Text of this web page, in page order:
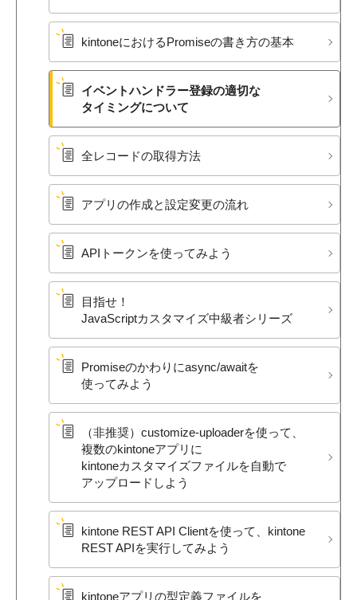
kintoneに​おける​Promiseの​書き方の​基本
イベントハンドラー登録の​適切な​
タイミングに​ついて
全レ​コードの​取得方​法
アプリの​作成と​設定変更の​流れ
APIトークンを​使ってみよう
目指せ！​
JavaScriptカスタマイズ中級者シリーズ
Promiseの​かわりに​async/awaitを​
使ってみよう
（非推奨）​customize-uploaderを​使って、​
複数の​kintoneアプリに​
kintoneカスタマイズファイルを​自動で​
アップロードしよう
kintone REST API Clientを​使って、​kintone
REST APIを​実行してみよう
kintoneアプリの​型定義ファイルを​